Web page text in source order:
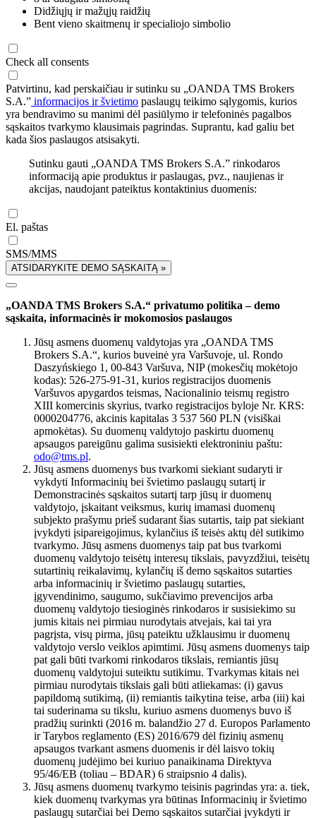
Didžiųjų ir mažųjų raidžių
Bent vieno skaitmenų ir specialiojo simbolio
Check all consents
Patvirtinu, kad perskaičiau ir sutinku su „OANDA TMS Brokers
S.A.” informacijos ir švietimo paslaugų teikimo sąlygomis, kurios
yra bendravimo su manimi dėl pasiūlymo ir telefoninės pagalbos
sąskaitos tvarkymo klausimais pagrindas. Suprantu, kad galiu bet
kada šios paslaugos atsisakyti.
Sutinku gauti „OANDA TMS Brokers S.A.” rinkodaros
informaciją apie produktus ir paslaugas, pvz., naujienas ir
akcijas, naudojant pateiktus kontaktinius duomenis:
El. paštas
SMS/MMS
ATSIDARYKITE DEMO SĄSKAITĄ »
„OANDA TMS Brokers S.A.“ privatumo politika – demo
sąskaita, informacinės ir mokomosios paslaugos
Jūsų asmens duomenų valdytojas yra „OANDA TMS
Brokers S.A.“, kurios buveinė yra Varšuvoje, ul. Rondo
Daszyńskiego 1, 00-843 Varšuva, NIP (mokesčių mokėtojo
kodas): 526-275-91-31, kurios registracijos duomenis
Varšuvos apygardos teismas, Nacionalinio teismų registro
XIII komercinis skyrius, tvarko registracijos byloje Nr. KRS:
0000204776, akcinis kapitalas 3 537 560 PLN (visiškai
apmokėtas). Su duomenų valdytojo paskirtu duomenų
apsaugos pareigūnu galima susisiekti elektroniniu paštu:
odo@tms.pl.
Jūsų asmens duomenys bus tvarkomi siekiant sudaryti ir
vykdyti Informacinių bei švietimo paslaugų sutartį ir
Demonstracinės sąskaitos sutartį tarp jūsų ir duomenų
valdytojo, įskaitant veiksmus, kurių imamasi duomenų
subjekto prašymu prieš sudarant šias sutartis, taip pat siekiant
įvykdyti įsipareigojimus, kylančius iš teisės aktų dėl sutikimo
tvarkymo. Jūsų asmens duomenys taip pat bus tvarkomi
duomenų valdytojo teisėtų interesų tikslais, pavyzdžiui, teisėtų
sutartinių reikalavimų, kylančių iš demo sąskaitos sutarties
arba informacinių ir švietimo paslaugų sutarties,
įgyvendinimo, saugumo, sukčiavimo prevencijos arba
duomenų valdytojo tiesioginės rinkodaros ir susisiekimo su
jumis kitais nei pirmiau nurodytais atvejais, kai tai yra
pagrįsta, visų pirma, jūsų pateiktu užklausimu ir duomenų
valdytojo verslo veiklos apimtimi. Jūsų asmens duomenys taip
pat gali būti tvarkomi rinkodaros tikslais, remiantis jūsų
duomenų valdytojui suteiktu sutikimu. Tvarkymas kitais nei
pirmiau nurodytais tikslais gali būti atliekamas: (i) gavus
papildomą sutikimą, (ii) remiantis taikytina teise, arba (iii) kai
tai suderinama su tikslu, kuriuo asmens duomenys buvo iš
pradžių surinkti (2016 m. balandžio 27 d. Europos Parlamento
ir Tarybos reglamento (ES) 2016/679 dėl fizinių asmenų
apsaugos tvarkant asmens duomenis ir dėl laisvo tokių
duomenų judėjimo bei kuriuo panaikinama Direktyva
95/46/EB (toliau – BDAR) 6 straipsnio 4 dalis).
Jūsų asmens duomenų tvarkymo teisinis pagrindas yra: a. tiek,
kiek duomenų tvarkymas yra būtinas Informacinių ir švietimo
paslaugų sutarčiai bei Demo sąskaitos sutarčiai įvykdyti ir